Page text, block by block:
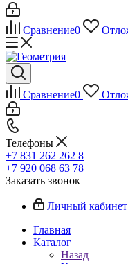
Сравнение0
Сравнение0
Телефоны
+7 831 262 262 8
+7 920 068 63 78
Заказать звонок
Личный кабинет
Главная
Каталог
Назад